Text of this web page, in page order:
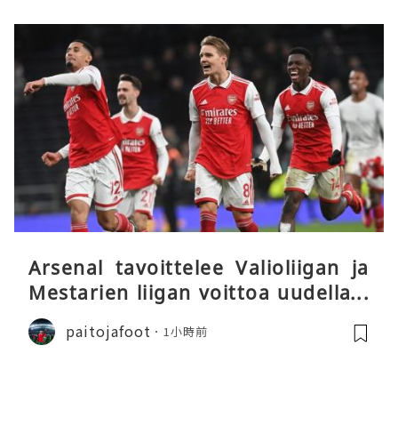
Arsenal tavoittelee Valioliigan ja
Mestarien liigan voittoa uudella k
audella
paitojafoot 1小時前